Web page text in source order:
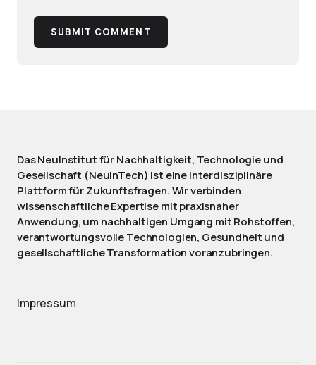
SUBMIT COMMENT
Das NeuInstitut für Nachhaltigkeit, Technologie und
Gesellschaft (NeuInTech) ist eine interdisziplinäre
Plattform für Zukunftsfragen. Wir verbinden
wissenschaftliche Expertise mit praxisnaher
Anwendung, um nachhaltigen Umgang mit Rohstoffen,
verantwortungsvolle Technologien, Gesundheit und
gesellschaftliche Transformation voranzubringen.
Impressum